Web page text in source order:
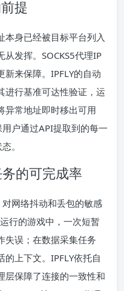
提
本身已经被目标平台列入
发挥。SOCKS5代理IP
来保障。IPFLY的自动
进行基准可达性验证，运
异常地址即时移出可用
户通过API提取到的每一
。
的可完成率
网络抖动和丢包的敏感
行的游戏中，一次短暂
失误；在数据采集任务
上下文。IPFLY依托自
层保障了连接的一致性和